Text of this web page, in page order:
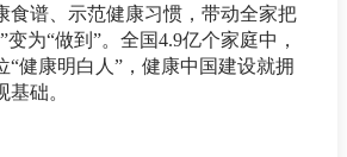
食谱、示范健康习惯，带动全家把
为“做到”。全国4.9亿个家庭中，
“健康明白人”，健康中国建设就拥
础。